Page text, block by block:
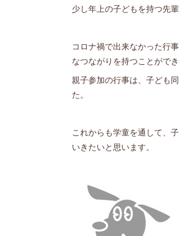
少し年上の子どもを持つ先
コロナ禍で出来なかった行
なつながりを持つことができ
親子参加の行事は、子ども
た。
これからも学童を通して、
いきたいと思います。